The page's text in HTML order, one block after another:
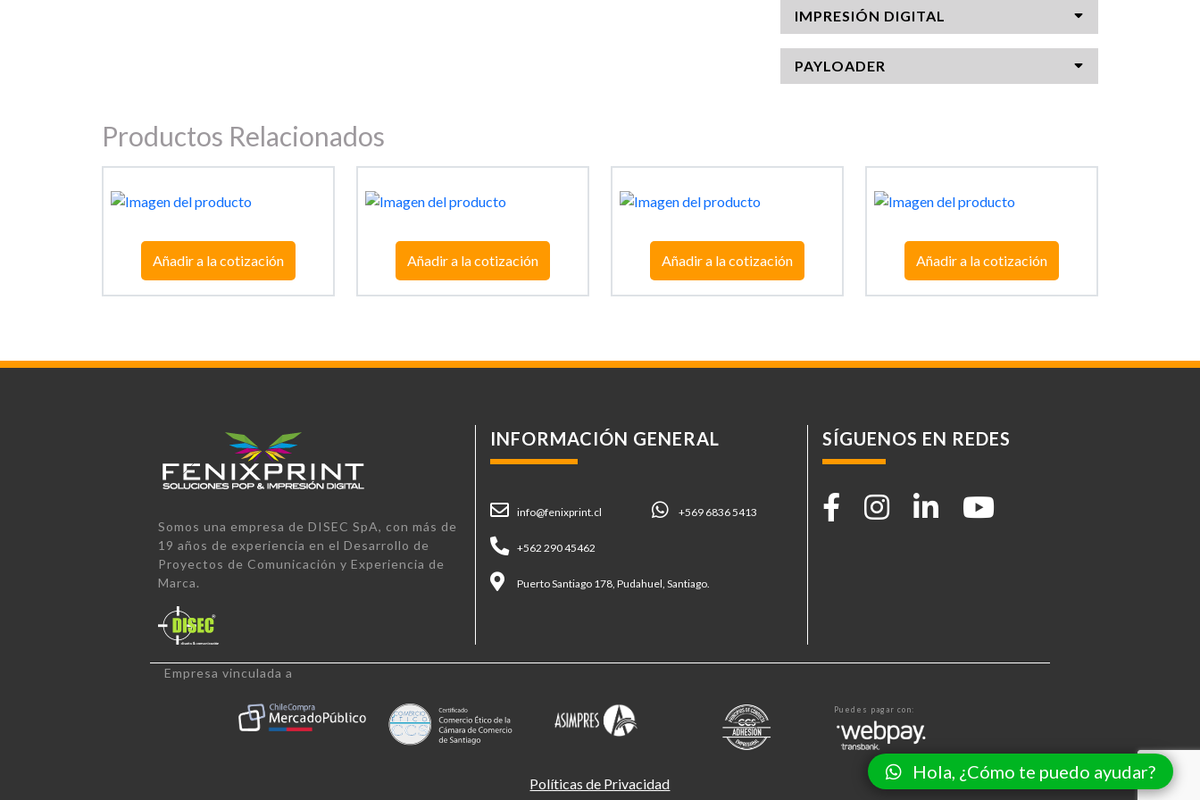
Hola, ¿Cómo te puedo ayudar?
IMPRESIÓN DIGITAL
PAYLOADER
Productos Relacionados
Añadir a la cotización Añadir a la cotización Añadir a la cotización Añadir a la cotización
Somos una empresa de DISEC SpA, con más de
19 años de experiencia en el Desarrollo de
Proyectos de Comunicación y Experiencia de
Marca.
INFORMACIÓN GENERAL
info@fenixprint.cl +569 6836 5413
+562 290 45462
Puerto Santiago 178, Pudahuel, Santiago.
SÍGUENOS EN REDES
Empresa vinculada a
Puedes pagar con:
Políticas de Privacidad